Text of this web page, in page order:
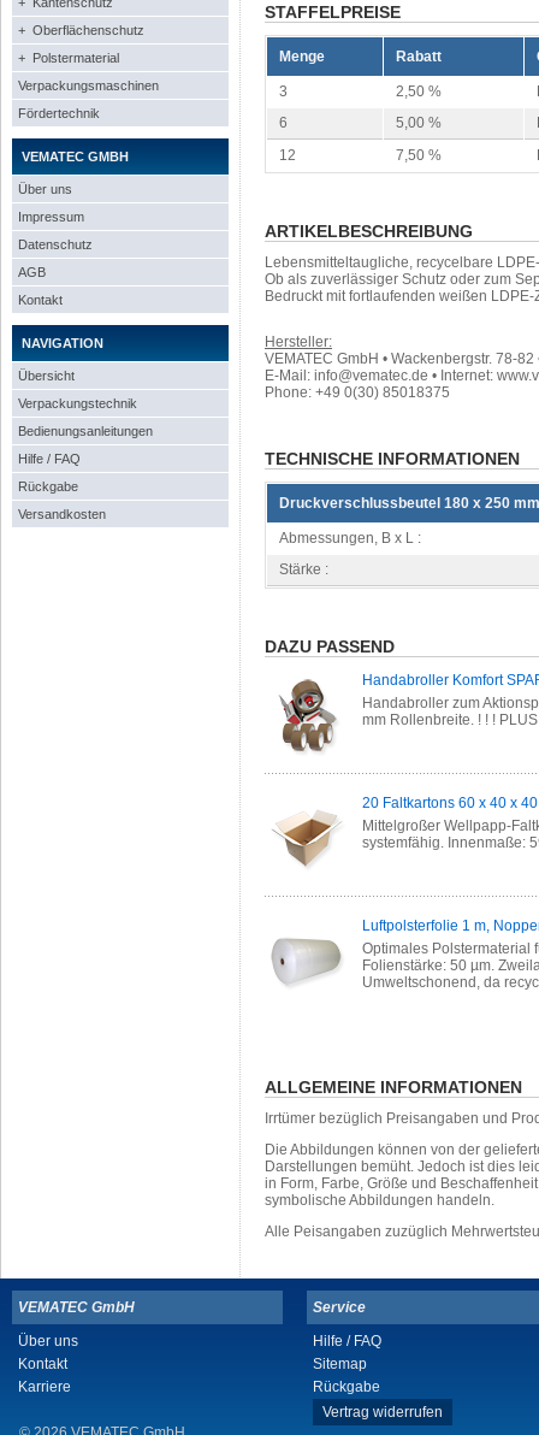
+ Oberflächenschutz
+ Polstermaterial
Verpackungsmaschinen
Fördertechnik
VEMATEC GMBH
Über uns
Impressum
Datenschutz
AGB
Kontakt
NAVIGATION
Übersicht
Verpackungstechnik
Bedienungsanleitungen
Hilfe / FAQ
Rückgabe
Versandkosten
STAFFELPREISE
Menge Rabatt
3 2,50 %
6
5,00 %
12
7,50 %
ARTIKELBESCHREIBUNG
Lebensmitteltaugliche, recycelbare
Ob als zuverlässiger Schutz oder zum
Bedruckt mit fortlaufenden weißen
Hersteller:
VEMATEC GmbH • Wackenbergstr. 78-
E-Mail: info@vematec.de • Internet:
Phone: +49 0(30) 85018375
TECHNISCHE INFORMATIONEN
Druckverschlussbeutel 180 x 250
Abmessungen, B x L :
Stärke :
DAZU PASSEND
Handabroller Komfort
Handabroller zum
mm Rollenbreite. ! ! !
20 Faltkartons 60 x 40 x
Mittelgroßer Wellpapp-
systemfähig. Innenmaße:
Luftpolsterfolie 1 m,
Optimales Polstermaterial
Folienstärke: 50 µm.
Umweltschonend, da
ALLGEMEINE INFORMATIONEN
Irrtümer bezüglich Preisangaben und
Die Abbildungen können von der
Darstellungen bemüht. Jedoch ist dies
in Form, Farbe, Größe und
symbolische Abbildungen handeln.
Alle Peisangaben zuzüglich
VEMATEC GmbH
Über uns
Kontakt
Karriere
Service
Hilfe / FAQ
Sitemap
Rückgabe
Vertrag widerrufen